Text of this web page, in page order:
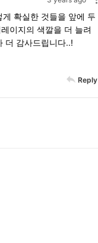
확실한 것들을 앞에 두
이지의 색깔을 더 늘려
더 감사드립니다..!
Reply